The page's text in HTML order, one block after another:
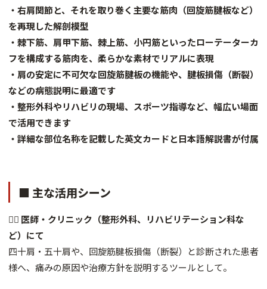
・右肩関節と、それを取り巻く主要な筋肉（回旋筋腱板など）
を再現した解剖模型
・棘下筋、肩甲下筋、棘上筋、小円筋といったローテーターカ
フを構成する筋肉を、柔らかな素材でリアルに表現
・肩の安定に不可欠な回旋筋腱板の機能や、腱板損傷（断裂）
などの病態説明に最適です
・整形外科やリハビリの現場、スポーツ指導など、幅広い場面
で活用できます
・詳細な部位名称を記載した英文カードと日本語解説書が付属
■ 主な活用シーン
👨‍⚕️ 医師・クリニック（整形外科、リハビリテーション科な
ど）にて
四十肩・五十肩や、回旋筋腱板損傷（断裂）と診断された患者
様へ、痛みの原因や治療方針を説明するツールとして。